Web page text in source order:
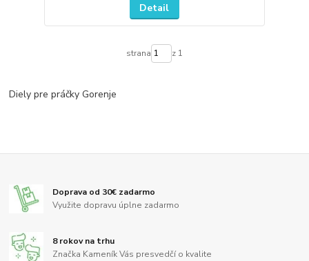
Detail
strana z 1
Diely pre práčky Gorenje
Doprava od 30€ zadarmo
Využite dopravu úplne zadarmo
8 rokov na trhu
Značka Kameník Vás presvedčí o kvalite